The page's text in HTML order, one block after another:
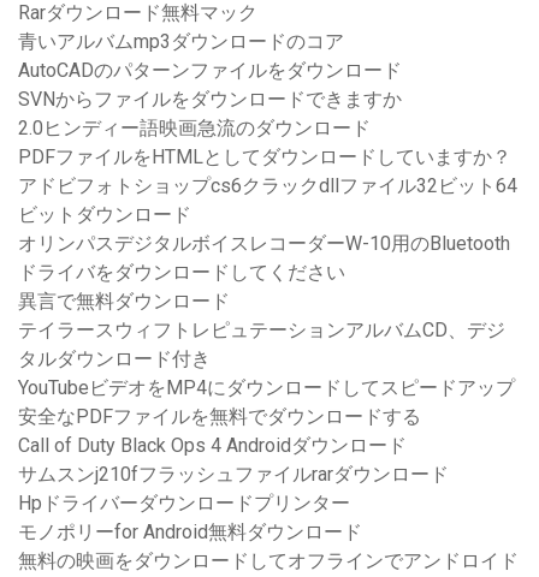
Rarダウンロード無料マック
青いアルバムmp3ダウンロードのコア
AutoCADのパターンファイルをダウンロード
SVNからファイルをダウンロードできますか
2.0ヒンディー語映画急流のダウンロード
PDFファイルをHTMLとしてダウンロードしていますか？
アドビフォトショップcs6クラックdllファイル32ビット64
ビットダウンロード
オリンパスデジタルボイスレコーダーW-10用のBluetooth
ドライバをダウンロードしてください
異言で無料ダウンロード
テイラースウィフトレピュテーションアルバムCD、デジ
タルダウンロード付き
YouTubeビデオをMP4にダウンロードしてスピードアップ
安全なPDFファイルを無料でダウンロードする
Call of Duty Black Ops 4 Androidダウンロード
サムスンj210fフラッシュファイルrarダウンロード
Hpドライバーダウンロードプリンター
モノポリーfor Android無料ダウンロード
無料の映画をダウンロードしてオフラインでアンドロイド